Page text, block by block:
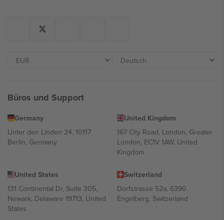
Büros und Support
Germany
Unter den Linden 24, 10117
Berlin, Germany
United Kingdom
167 City Road, London, Greater
London, EC1V 1AW, United
Kingdom
United States
131 Continental Dr, Suite 305,
Newark, Delaware 19713, United
States
Switzerland
Dorfstrasse 52a, 6390
Engelberg, Switzerland